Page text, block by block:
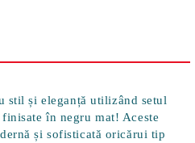
stil și eleganță utilizând setul
finisate în negru mat! Aceste
și sofisticată oricărui tip